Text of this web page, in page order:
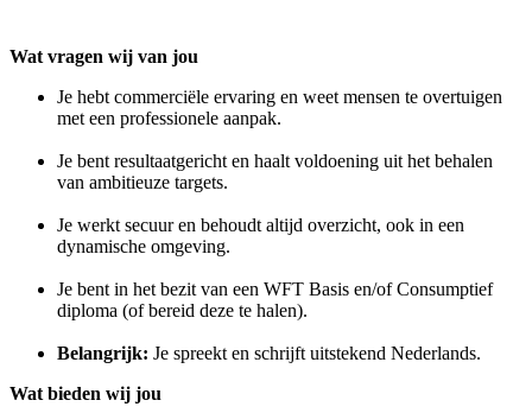
Wat vragen wij van jou
Je hebt commerciële ervaring en weet mensen te overtuigen
met een professionele aanpak.
Je bent resultaatgericht en haalt voldoening uit het behalen
van ambitieuze targets.
Je werkt secuur en behoudt altijd overzicht, ook in een
dynamische omgeving.
Je bent in het bezit van een WFT Basis en/of Consumptief
diploma (of bereid deze te halen).
Belangrijk: Je spreekt en schrijft uitstekend Nederlands.
Wat bieden wij jou